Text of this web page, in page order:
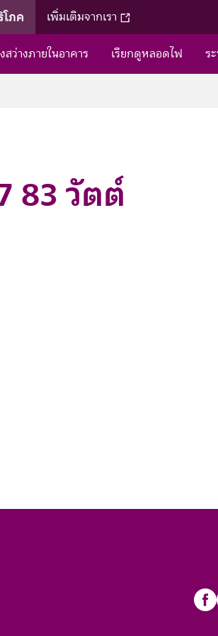
ภค เพิ่มเติมจากเรา
างภายในอาคาร เรียกดูหลอดไฟ ร
83 วัตต์